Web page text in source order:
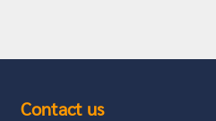
Contact us